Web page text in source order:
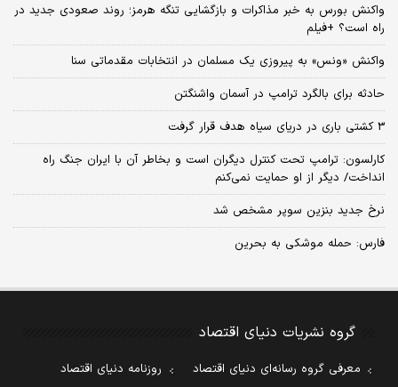
واکنش بورس به خبر مذاکرات و بازگشایی تنگه هرمز؛ روند صعودی جدید در
راه است؟ +فیلم
واکنش «ونس» به پیروزی یک مسلمان در انتخابات مقدماتی سنا
حادثه برای بالگرد ترامپ در آسمان واشنگتن
3 کشتی باری در دریای سیاه هدف قرار گرفت
کارلسون: ترامپ تحت کنترل دیگران است و بخاطر آن با ایران جنگ راه
انداخت/ دیگر از او حمایت نمی‌کنم
نرخ جدید بنزین سوپر مشخص شد
فارس: حمله موشکی به بحرین
گروه نشریات دنیای اقتصاد
معرفی گروه رسانه‌ای دنیای اقتصاد
روزنامه دنیای اقتصاد